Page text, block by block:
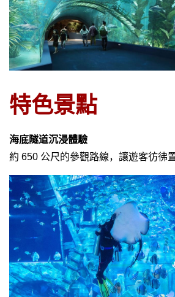
特色景點
海底隧道沉浸體驗
約 650 公尺的參觀路線，讓遊客彷彿